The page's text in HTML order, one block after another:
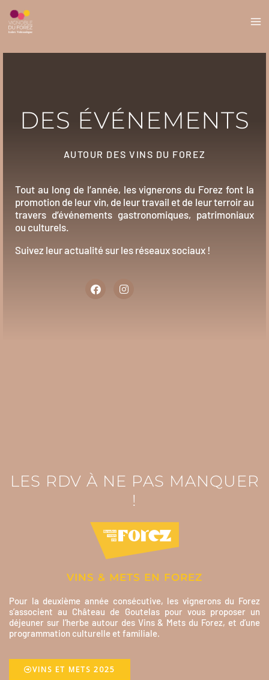
DES ÉVÉNEMENTS
AUTOUR DES VINS DU FOREZ
Tout au long de l’année, les vignerons du Forez font la
promotion de leur vin, de leur travail et de leur terroir au
travers d’événements gastronomiques, patrimoniaux
ou culturels.
Suivez leur actualité sur les réseaux sociaux !
LES RDV À NE PAS MANQUER
!
VINS & METS EN FOREZ
Pour la deuxième année consécutive, les vignerons du Forez
s’associent au Château de Goutelas pour vous proposer un
déjeuner sur l’herbe autour des Vins & Mets du Forez, et d’une
programmation culturelle et familiale.
VINS ET METS 2025